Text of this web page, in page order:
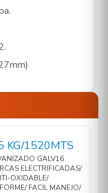
KG/1520MTS
GALV16
ELECTRIFICADAS/
OXIDABLE/
FACIL MANEJO/